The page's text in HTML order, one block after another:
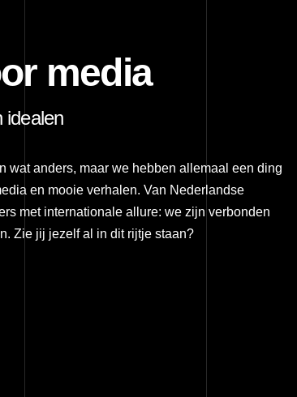
media
idealen
wat anders, maar we hebben allemaal een ding
en mooie verhalen. Van Nederlandse
met internationale allure: we zijn verbonden
Zie jij jezelf al in dit rijtje staan?